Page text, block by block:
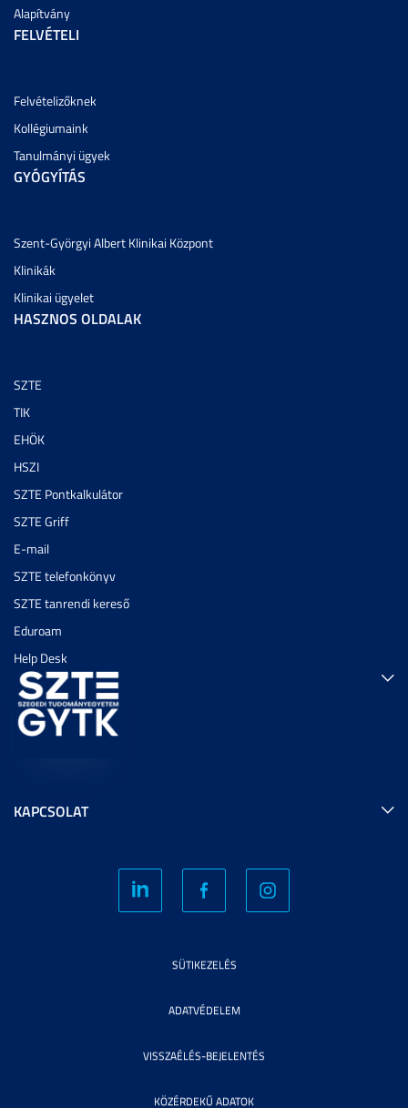
Alapítvány
FELVÉTELI
Felvételizőknek
Kollégiumaink
Tanulmányi ügyek
GYÓGYÍTÁS
Szent-Györgyi Albert Klinikai Központ
Klinikák
Klinikai ügyelet
HASZNOS OLDALAK
SZTE
TIK
EHÖK
HSZI
SZTE Pontkalkulátor
SZTE Griff
E-mail
SZTE telefonkönyv
SZTE tanrendi kereső
Eduroam
Help Desk
KAPCSOLAT
SÜTIKEZELÉS
ADATVÉDELEM
VISSZAÉLÉS-BEJELENTÉS
KÖZÉRDEKŰ ADATOK